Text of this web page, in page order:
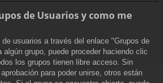
de Usuarios y como me
usuarios a través del enlace "Grupos de
grupo, puede proceder haciendo clic
los grupos tienen libre acceso. Sin
para poder unirse, otros están